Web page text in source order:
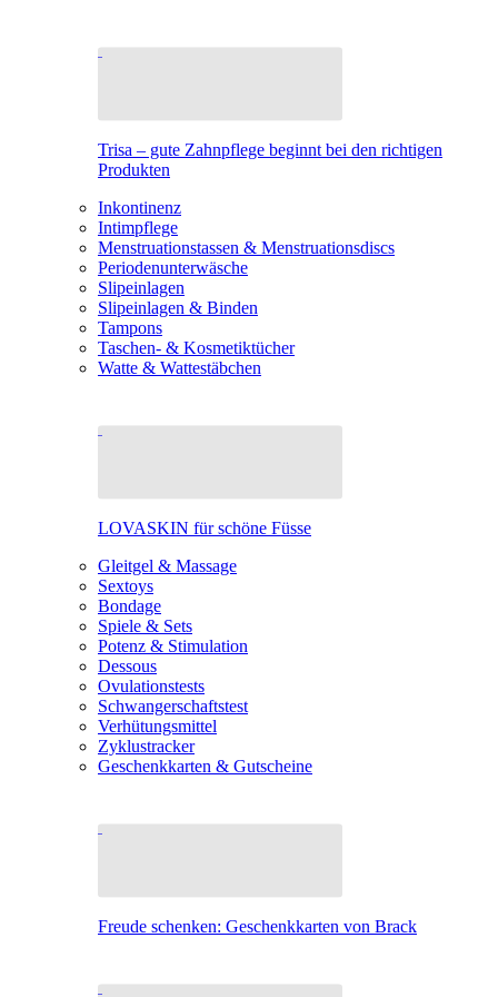
Trisa – gute Zahnpflege beginnt bei den richtigen
Produkten
Inkontinenz
Intimpflege
Menstruationstassen & Menstruationsdiscs
Periodenunterwäsche
Slipeinlagen
Slipeinlagen & Binden
Tampons
Taschen- & Kosmetiktücher
Watte & Wattestäbchen
LOVASKIN für schöne Füsse
Gleitgel & Massage
Sextoys
Bondage
Spiele & Sets
Potenz & Stimulation
Dessous
Ovulationstests
Schwangerschaftstest
Verhütungsmittel
Zyklustracker
Geschenkkarten & Gutscheine
Freude schenken: Geschenkkarten von Brack